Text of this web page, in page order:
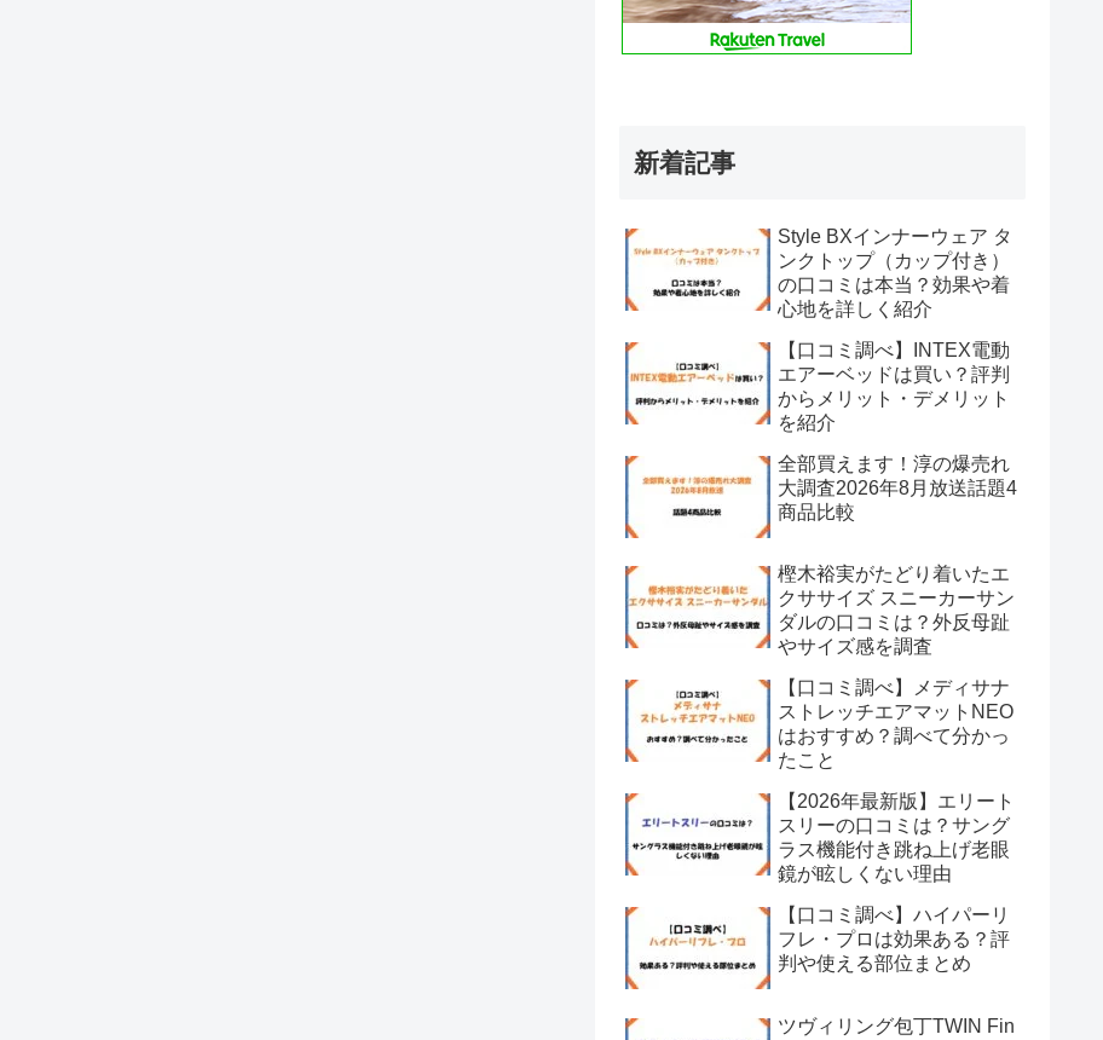
新着記事
Style BXインナーウェア タ
ンクトップ（カップ付き）
の口コミは本当？効果や着
心地を詳しく紹介
【口コミ調べ】INTEX電動
エアーベッドは買い？評判
からメリット・デメリット
を紹介
全部買えます！淳の爆売れ
大調査2026年8月放送話題4
商品比較
樫木裕実がたどり着いたエ
クササイズ スニーカーサン
ダルの口コミは？外反母趾
やサイズ感を調査
【口コミ調べ】メディサナ
ストレッチエアマットNEO
はおすすめ？調べて分かっ
たこと
【2026年最新版】エリート
スリーの口コミは？サング
ラス機能付き跳ね上げ老眼
鏡が眩しくない理由
【口コミ調べ】ハイパーリ
フレ・プロは効果ある？評
判や使える部位まとめ
ツヴィリング包丁TWIN Fin